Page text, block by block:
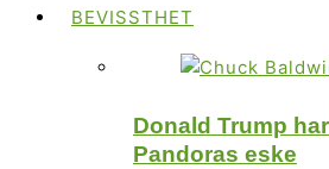
BEVISSTHET
Donald Trump
Pandoras eske